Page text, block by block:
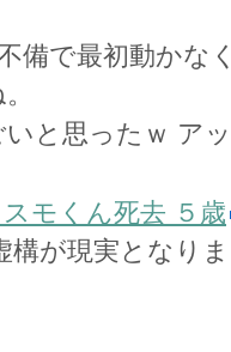
備で最初動かな
と思ったｗ ア
モくん死去 ５歳
構が現実となり